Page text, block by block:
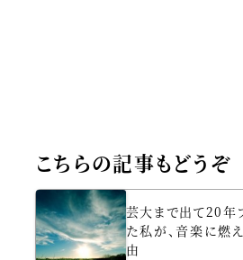
こちらの記事もどうぞ
芸大まで出て20年
た私が、音楽に燃
由